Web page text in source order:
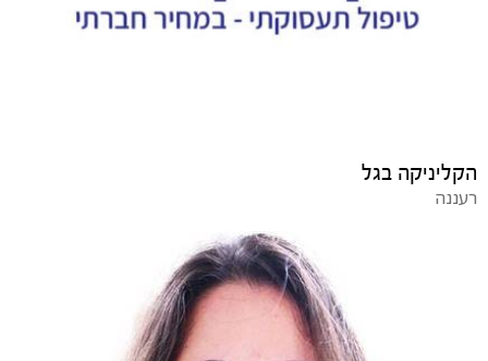
הקליניקה בגל
רעננה